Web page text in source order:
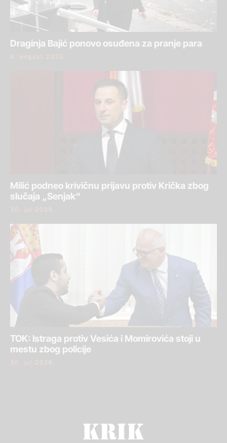
Draginja Bajić ponovo osuđena za pranje para
4. avgust 2026.
Milić podneo krivičnu prijavu protiv Krička zbog
slučaja „Senjak“
30. jul 2026.
TOK: Istraga protiv Vesića i Momirovića stoji u
mestu zbog policije
30. jul 2026.